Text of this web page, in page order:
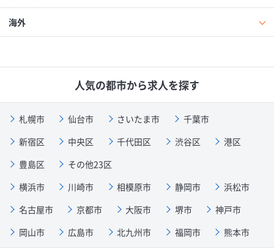
海外
人気の都市から求人を探す
札幌市 仙台市 さいたま市
千葉市
新宿区
中央区 千代田区 渋谷区
港区
豊島区
その他23区
横浜市
川崎市 相模原市 静岡市
浜松市
名古屋市
京都市 大阪市 堺市
神戸市
岡山市
広島市 北九州市 福岡市 熊本市